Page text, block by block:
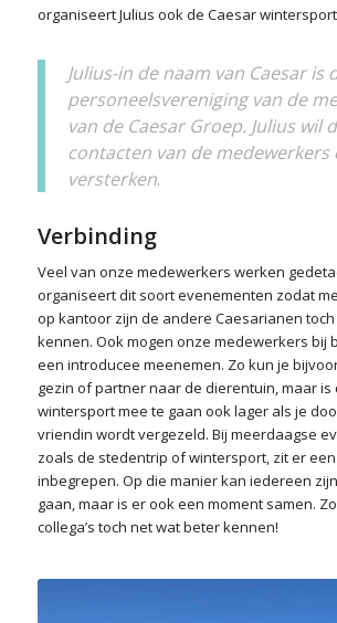
organiseert Julius ook de Caesar
Julius-in de naam van Caesar is
personeelsvereniging van de
van de Caesar Groep. Julius wil
contacten van de
versterken.
Verbinding
Veel van onze medewerkers werken
organiseert dit soort evenementen zodat
op kantoor zijn de andere Caesarianen
kennen. Ook mogen onze medewerkers bij
een introducee meenemen. Zo kun je
gezin of partner naar de dierentuin, maar is
wintersport mee te gaan ook lager als je
vriendin wordt vergezeld. Bij meerdaagse
zoals de stedentrip of wintersport, zit er
inbegrepen. Op die manier kan iedereen
gaan, maar is er ook een moment samen.
collega’s toch net wat beter kennen!